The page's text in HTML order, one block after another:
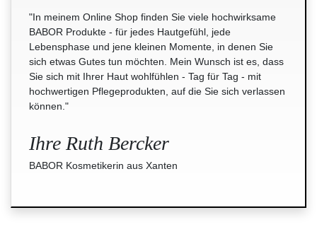
"In meinem Online Shop finden Sie viele hochwirksame
BABOR Produkte - für jedes Hautgefühl, jede
Lebensphase und jene kleinen Momente, in denen Sie
sich etwas Gutes tun möchten. Mein Wunsch ist es, dass
Sie sich mit Ihrer Haut wohlfühlen - Tag für Tag - mit
hochwertigen Pflegeprodukten, auf die Sie sich verlassen
können."
Ihre Ruth Bercker
BABOR Kosmetikerin aus Xanten